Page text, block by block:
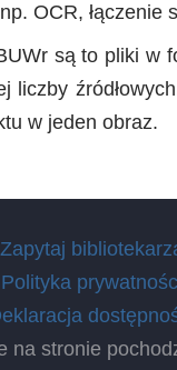
OCR, łączenie
są to pliki
w jeden obraz.
Zapytaj
Polityka
na stronie